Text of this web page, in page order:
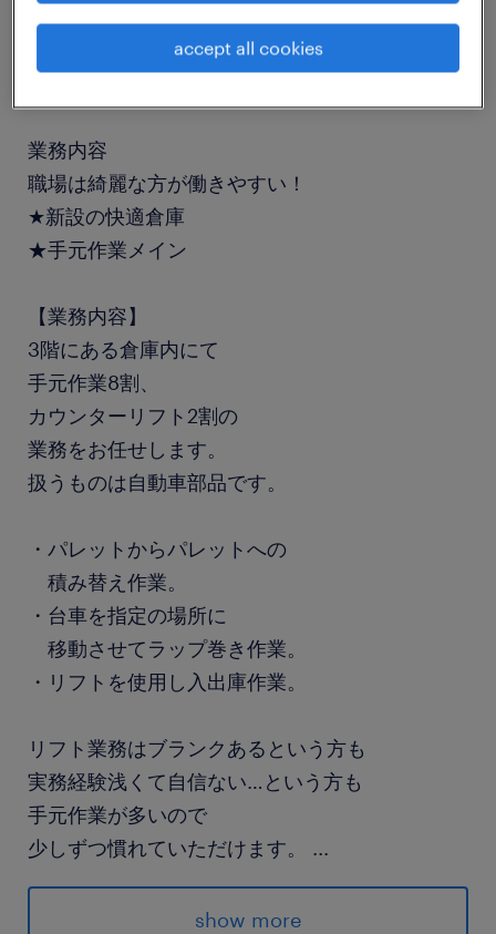
業務内容
職場は綺麗な方が働きやすい！
★新設の快適倉庫
★手元作業メイン
【業務内容】
3階にある倉庫内にて
手元作業8割、
カウンターリフト2割の
業務をお任せします。
扱うものは自動車部品です。
・パレットからパレットへの
積み替え作業。
・台車を指定の場所に
移動させてラップ巻き作業。
・リフトを使用し入出庫作業。
リフト業務はブランクあるという方も
実務経験浅くて自信ない…という方も
手元作業が多いので
少しずつ慣れていただけます。 ...
show more
accept all cookies